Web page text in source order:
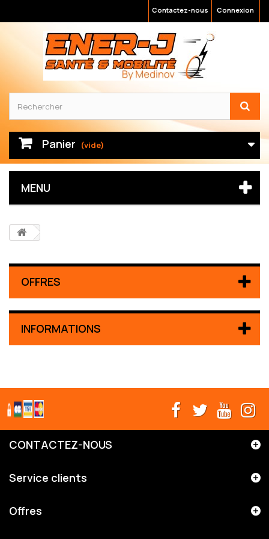
Connexion
Contactez-nous
Panier (vide)
MENU
OFFRES
INFORMATIONS
CONTACTEZ-NOUS
Service clients
Offres